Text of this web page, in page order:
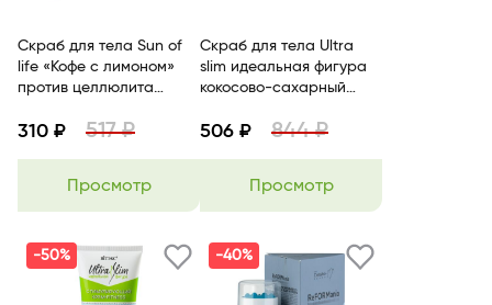
Скраб для тела Sun of
life «Кофе с лимоном»
против целлюлита
310 ₽ 517 ₽
Просмотр
Скраб для тела Ultra
slim идеальная фигура
кокосово-сахарный
BITЭКС
506 ₽ 844 ₽
Просмотр
-50% -40%